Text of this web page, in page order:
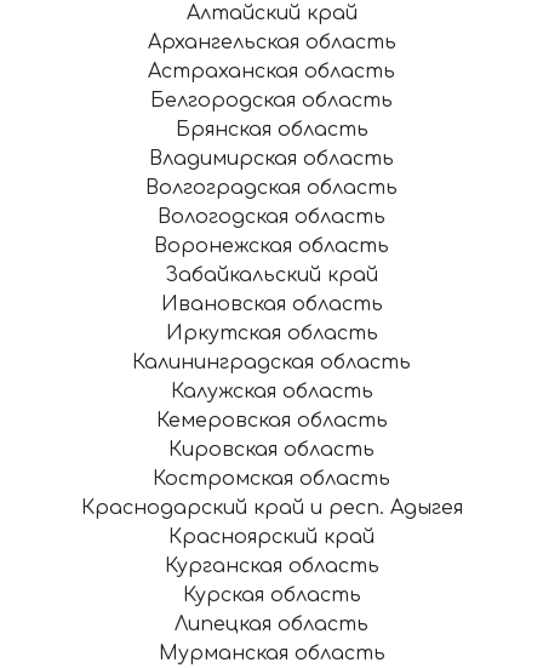
Алтайский край
Архангельская область
Астраханская область
Белгородская область
Брянская область
Владимирская область
Волгоградская область
Вологодская область
Воронежская область
Забайкальский край
Ивановская область
Иркутская область
Калининградская область
Калужская область
Кемеровская область
Кировская область
Костромская область
Краснодарский край и респ. Адыгея
Красноярский край
Курганская область
Курская область
Липецкая область
Мурманская область